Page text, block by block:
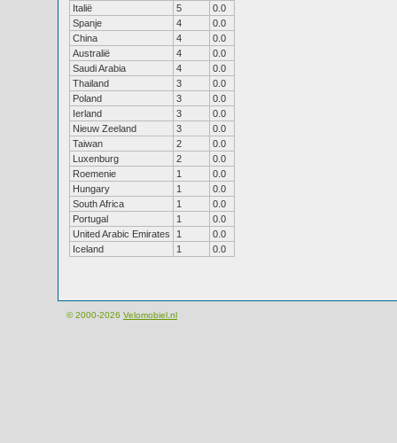
Italië
5
0.0
Spanje
4
0.0
China
4
0.0
Australië
4
0.0
Saudi Arabia
4
0.0
Thailand
3
0.0
Poland
3
0.0
Ierland
3
0.0
Nieuw Zeeland
3
0.0
Taiwan
2
0.0
Luxenburg
2
0.0
Roemenie
1
0.0
Hungary
1
0.0
South Africa
1
0.0
Portugal
1
0.0
United Arabic Emirates
1
0.0
Iceland
1 0.0
© 2000-2026 Velomobiel.nl